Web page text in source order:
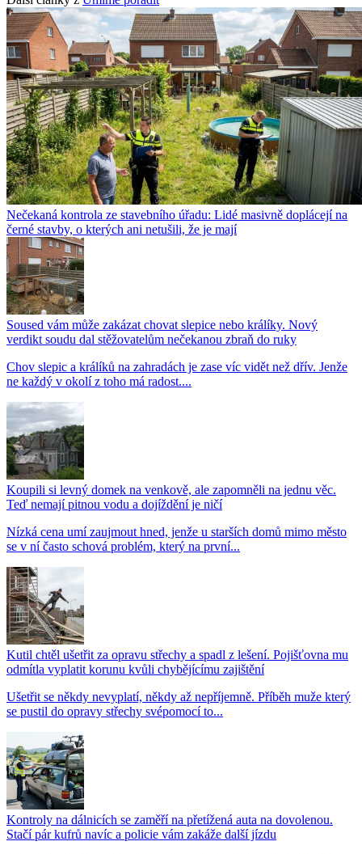
Nečekaná kontrola ze stavebního úřadu: Lidé masivně doplácejí na
černé stavby, o kterých ani netušili, že je mají
Soused vám může zakázat chovat slepice nebo králíky. Nový
verdikt soudu dal stěžovatelům nečekanou zbraň do ruky
Chov slepic a králíků na zahradách je zase víc vidět než dřív. Jenže
ne každý v okolí z toho má radost....
Koupili si levný domek na venkově, ale zapomněli na jednu věc.
Teď nemají pitnou vodu a dojíždění je ničí
Nízká cena umí zaujmout hned, jenže u starších domů mimo město
se v ní často schová problém, který na první...
Kutil chtěl ušetřit za opravu střechy a spadl z lešení. Pojišťovna mu
odmítla vyplatit korunu kvůli chybějícímu zajištění
Ušetřit se někdy nevyplatí, někdy až nepříjemně. Příběh muže který
se pustil do opravy střechy svépomocí to...
Kontroly na dálnicích se zaměří na přetížená auta na dovolenou.
Stačí pár kufrů navíc a policie vám zakáže další jízdu